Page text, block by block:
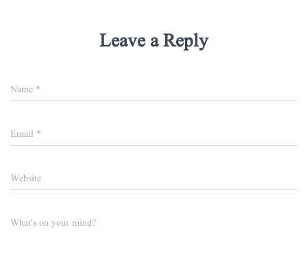
Leave a Reply
Name *
Email *
Website
What's on your mind?